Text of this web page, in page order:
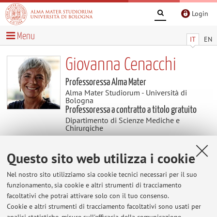
Questo sito web utilizza i cookie
Nel nostro sito utilizziamo sia cookie tecnici necessari per il suo
funzionamento, sia cookie e altri strumenti di tracciamento
facoltativi che potrai attivare solo con il tuo consenso.
Cookie e altri strumenti di tracciamento facoltativi sono usati per
Login
IT EN
Menu
Giovanna Cenacchi
Professoressa Alma Mater
Alma Mater Studiorum - Università di
Bologna
Professoressa a contratto a titolo gratuito
Dipartimento di Scienze Mediche e
Chirurgiche
Didattica
Insegnamenti Appelli d'esame
Tesi Accordi Erasmus+